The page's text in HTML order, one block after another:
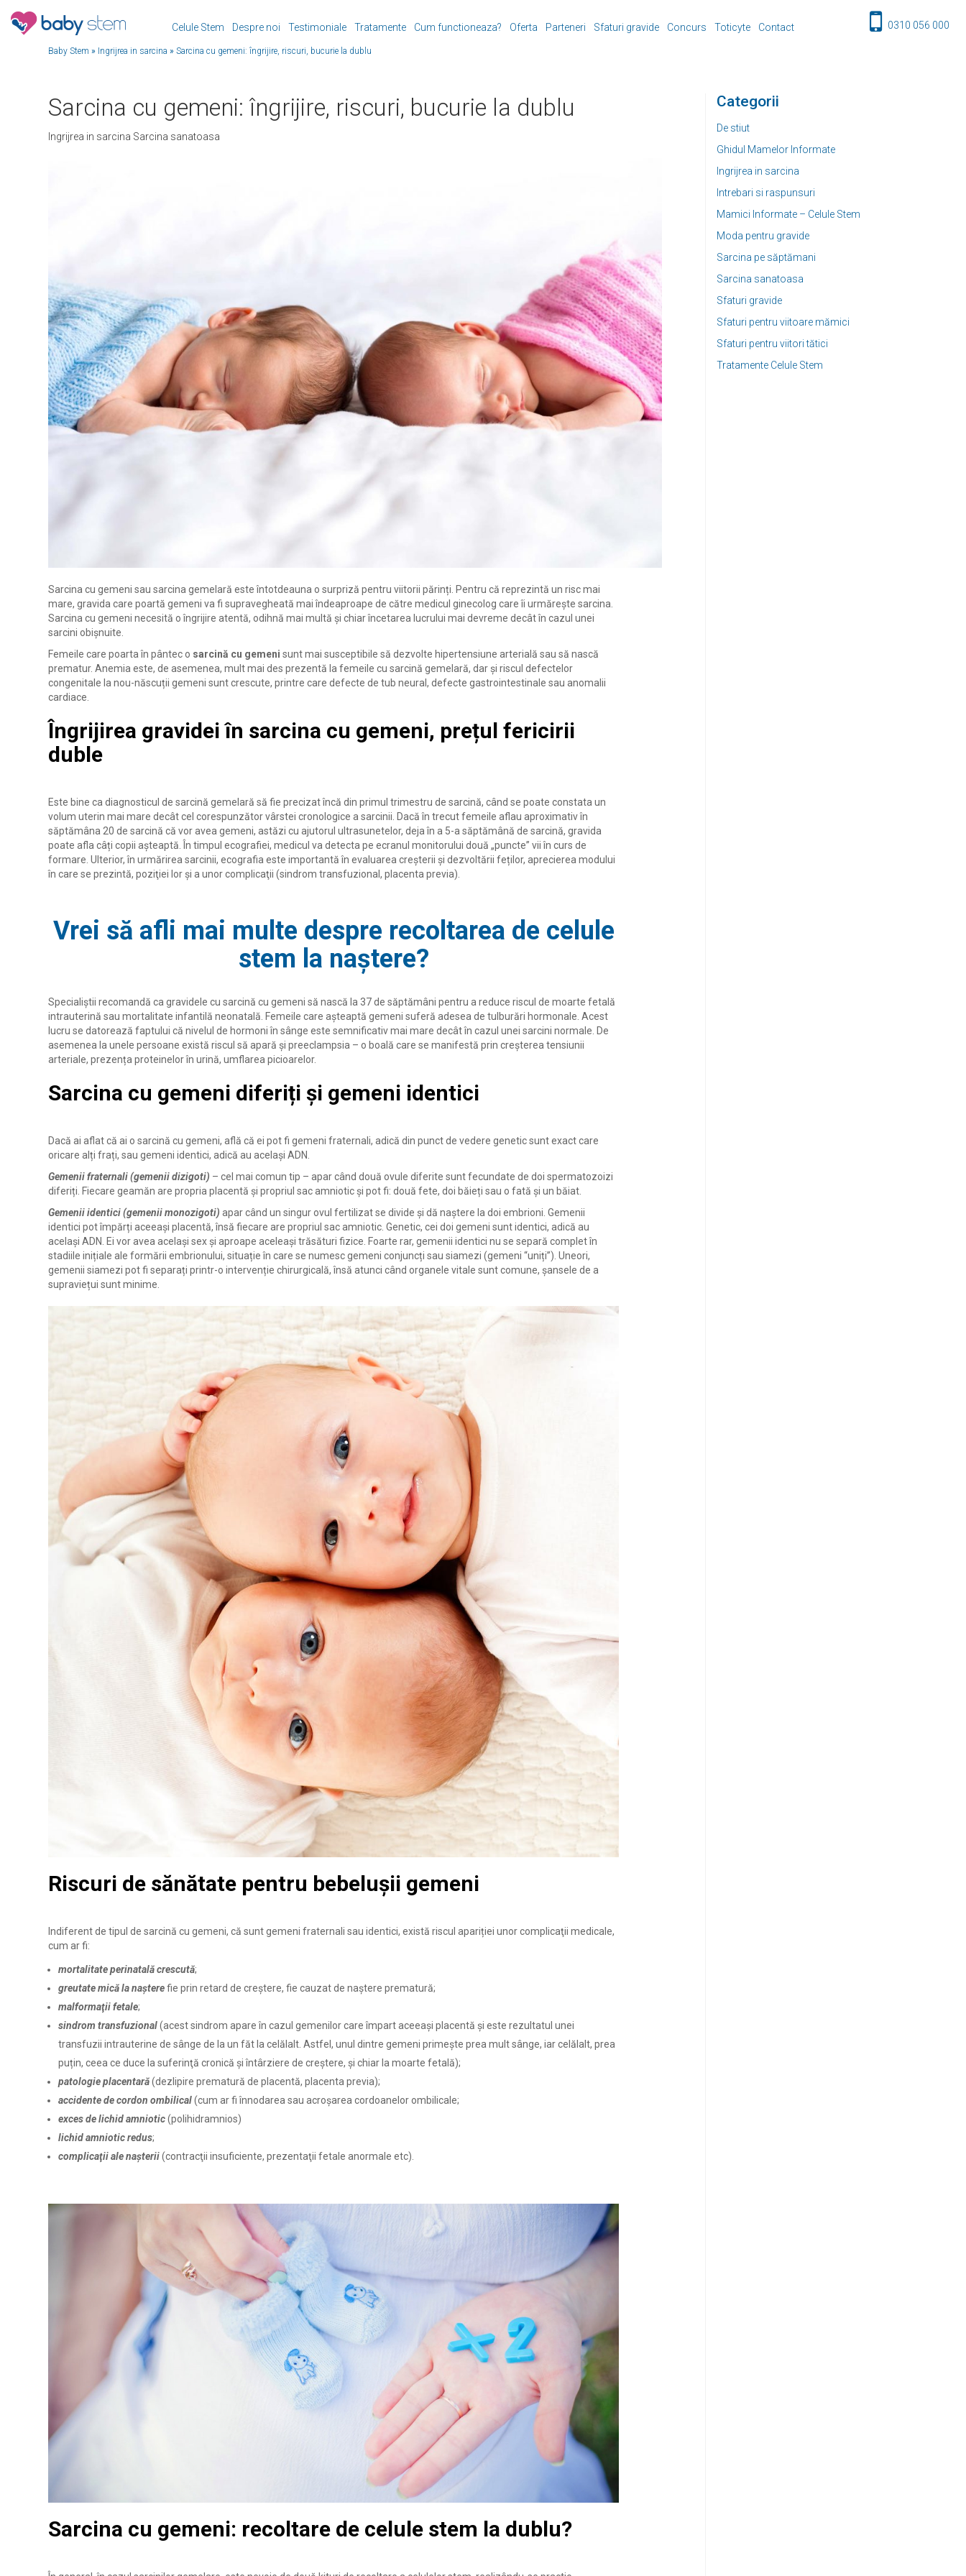
Celule Stem Despre noi Testimoniale Tratamente Cum functioneaza? Oferta Parteneri Sfaturi gravide Concurs Toticyte Contact 0310 056 000
Baby Stem » Ingrijrea in sarcina » Sarcina cu gemeni: îngrijire, riscuri, bucurie la dublu
Categorii
De stiut
Ghidul Mamelor Informate
Ingrijrea in sarcina
Intrebari si raspunsuri
Mamici Informate – Celule Stem
Moda pentru gravide
Sarcina pe săptămani
Sarcina sanatoasa
Sfaturi gravide
Sfaturi pentru viitoare mămici
Sfaturi pentru viitori tătici
Tratamente Celule Stem
Sarcina cu gemeni: îngrijire, riscuri, bucurie la dublu
Ingrijrea in sarcina Sarcina sanatoasa
Sarcina cu gemeni sau sarcina gemelară este întotdeauna o surpriză pentru viitorii părinți. Pentru că reprezintă un risc mai
mare, gravida care poartă gemeni va fi supravegheată mai îndeaproape de către medicul ginecolog care îi urmărește sarcina.
Sarcina cu gemeni necesită o îngrijire atentă, odihnă mai multă și chiar încetarea lucrului mai devreme decât în cazul unei
sarcini obișnuite.
Femeile care poarta în pântec o sarcină cu gemeni sunt mai susceptibile să dezvolte hipertensiune arterială sau să nască
prematur. Anemia este, de asemenea, mult mai des prezentă la femeile cu sarcină gemelară, dar și riscul defectelor
congenitale la nou-născuții gemeni sunt crescute, printre care defecte de tub neural, defecte gastrointestinale sau anomalii
cardiace.
Îngrijirea gravidei în sarcina cu gemeni, prețul fericirii
duble
Este bine ca diagnosticul de sarcină gemelară să fie precizat încă din primul trimestru de sarcină, când se poate constata un
volum uterin mai mare decât cel corespunzător vârstei cronologice a sarcinii. Dacă în trecut femeile aflau aproximativ în
săptămâna 20 de sarcină că vor avea gemeni, astăzi cu ajutorul ultrasunetelor, deja în a 5-a săptămână de sarcină, gravida
poate afla câți copii așteaptă. În timpul ecografiei, medicul va detecta pe ecranul monitorului două „puncte” vii în curs de
formare. Ulterior, în urmărirea sarcinii, ecografia este importantă în evaluarea creşterii şi dezvoltării feților, aprecierea modului
în care se prezintă, poziţiei lor şi a unor complicaţii (sindrom transfuzional, placenta previa).
Vrei să afli mai multe despre recoltarea de celule
stem la naștere?
Specialiștii recomandă ca gravidele cu sarcină cu gemeni să nască la 37 de săptămâni pentru a reduce riscul de moarte fetală
intrauterină sau mortalitate infantilă neonatală. Femeile care așteaptă gemeni suferă adesea de tulburări hormonale. Acest
lucru se datorează faptului că nivelul de hormoni în sânge este semnificativ mai mare decât în ​​cazul unei sarcini normale. De
asemenea la unele persoane există riscul să apară și preeclampsia – o boală care se manifestă prin creșterea tensiunii
arteriale, prezența proteinelor ​​în urină, umflarea picioarelor.
Sarcina cu gemeni diferiți și gemeni identici
Dacă ai aflat că ai o sarcină cu gemeni, află că ei pot fi gemeni fraternali, adică din punct de vedere genetic sunt exact care
oricare alți frați, sau gemeni identici, adică au același ADN.
Gemenii fraternali (gemenii dizigoti) – cel mai comun tip – apar când două ovule diferite sunt fecundate de doi spermatozoizi
diferiți. Fiecare geamăn are propria placentă și propriul sac amniotic și pot fi: două fete, doi băieți sau o fată și un băiat.
Gemenii identici (gemenii monozigoti) apar când un singur ovul fertilizat se divide și dă naștere la doi embrioni. Gemenii
identici pot împărți aceeași placentă, însă fiecare are propriul sac amniotic. Genetic, cei doi gemeni sunt identici, adică au
același ADN. Ei vor avea același sex și aproape aceleași trăsături fizice. Foarte rar, gemenii identici nu se separă complet în
stadiile inițiale ale formării embrionului, situație în care se numesc gemeni conjuncți sau siamezi (gemeni “uniți”). Uneori,
gemenii siamezi pot fi separați printr-o intervenție chirurgicală, însă atunci când organele vitale sunt comune, șansele de a
supraviețui sunt minime.
Riscuri de sănătate pentru bebelușii gemeni
Indiferent de tipul de sarcină cu gemeni, că sunt gemeni fraternali sau identici, există riscul apariției unor complicaţii medicale,
cum ar fi:
mortalitate perinatală crescută;
greutate mică la naşterefie prin retard de creştere, fie cauzat de naştere prematură;
malformaţii fetale;
sindrom transfuzional(acest sindrom apare în cazul gemenilor care împart aceeași placentă și este rezultatul unei
transfuzii intrauterine de sânge de la un făt la celălalt. Astfel, unul dintre gemeni primește prea mult sânge, iar celălalt, prea
puțin, ceea ce duce la suferinţă cronică şi întârziere de creştere, și chiar la moarte fetală);
patologie placentară(dezlipire prematură de placentă, placenta previa);
accidente de cordon ombilical(cum ar fi înnodarea sau acroşarea cordoanelor ombilicale;
exces de lichid amniotic(polihidramnios)
lichid amniotic redus;
complicaţii ale naşterii(contracţii insuficiente, prezentaţii fetale anormale etc).
Sarcina cu gemeni: recoltare de celule stem la dublu?